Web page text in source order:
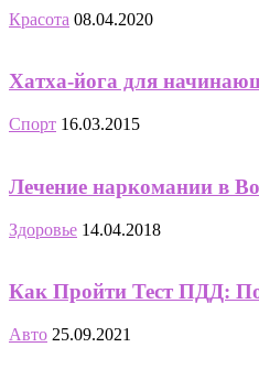
Красота 08.04.2020
Хатха-йога для
Спорт 16.03.2015
Лечение наркомании в
Здоровье 14.04.2018
Как Пройти Тест ПДД:
Авто 25.09.2021